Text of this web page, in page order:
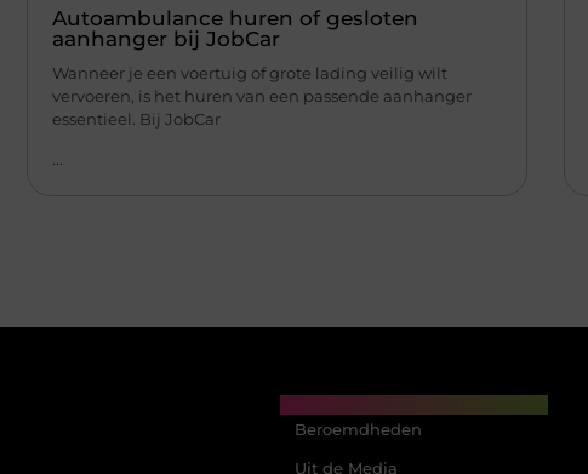
Autoambulance huren of gesloten
aanhanger bij JobCar
Wanneer je een voertuig of grote lading veilig wilt
vervoeren, is het huren van een passende aanhanger
essentieel. Bij JobCar
...
Beroemdheden
Uit de Media